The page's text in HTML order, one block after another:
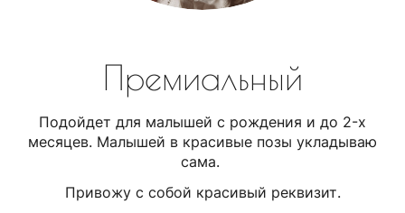
Премиальный
Подойдет для малышей с рождения и до 2-х
месяцев. Малышей в красивые позы укладываю
сама.
Привожу с собой красивый реквизит.